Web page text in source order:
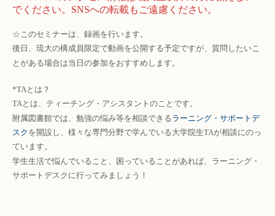
でください。SNSへの転載もご遠慮ください。
☆このセミナーは、録画を行います。
後日、琉大の構成員限定で動画を公開する予定ですが、質問したいこ
とがある場合は当日の参加をおすすめします。
*TAとは？
TAとは、ティーチング・アシスタントのことです。
附属図書館では、勉強の悩み等を相談できるラーニング・サポートデ
スク を開設し、様々な専門分野で学んでいる大学院生TAが相談にのっ
ています。
学生生活で悩んでいること、困っていることがあれば、ラーニング・
サポートデスクに行ってみましょう！